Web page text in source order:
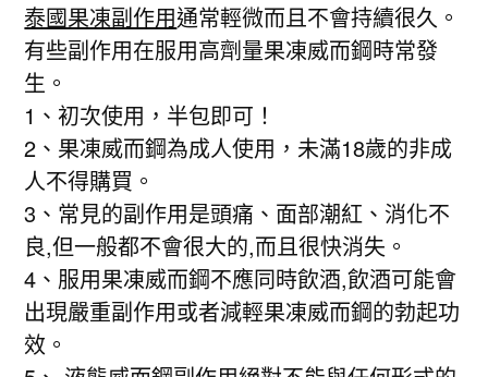
泰國果凍副作用通常輕微而且不會持續很久。
有些副作用在服用高劑量果凍威而鋼時常發
生。
1、初次使用，半包即可！
2、果凍威而鋼為成人使用，未滿18歲的非成
人不得購買。
3、常見的副作用是頭痛、面部潮紅、消化不
良,但一般都不會很大的,而且很快消失。
4、服用果凍威而鋼不應同時飲酒,飲酒可能會
出現嚴重副作用或者減輕果凍威而鋼的勃起功
效。